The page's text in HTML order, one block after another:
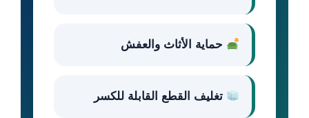
حماية الأثاث والعفش
تغليف القطع القابلة للكسر